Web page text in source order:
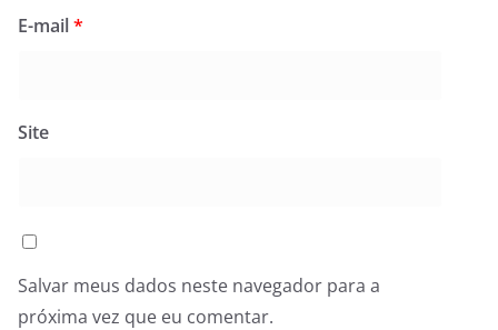
E-mail*
Site
Salvar meus dados neste navegador para a
próxima vez que eu comentar.